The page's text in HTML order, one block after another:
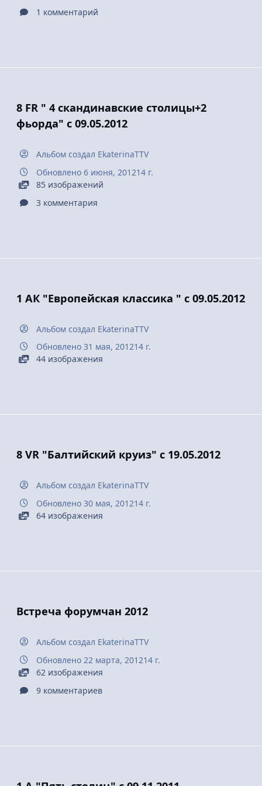
1 комментарий
8 FR " 4 скандинавские столицы+2
фьорда" с 09.05.2012
Альбом создал EkaterinaTTV
Обновлено 6 июня, 201214 г.
85 изображений
3 комментария
1 АК "Европейская классика " с 09.05.2012
Альбом создал EkaterinaTTV
Обновлено 31 мая, 201214 г.
44 изображения
8 VR "Балтийский круиз" с 19.05.2012
Альбом создал EkaterinaTTV
Обновлено 30 мая, 201214 г.
64 изображения
Встреча форумчан 2012
Альбом создал EkaterinaTTV
Обновлено 22 марта, 201214 г.
62 изображения
9 комментариев